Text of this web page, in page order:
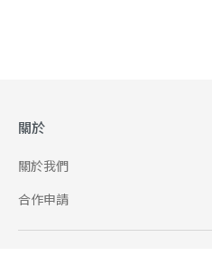
關於
關於我們
合作申請